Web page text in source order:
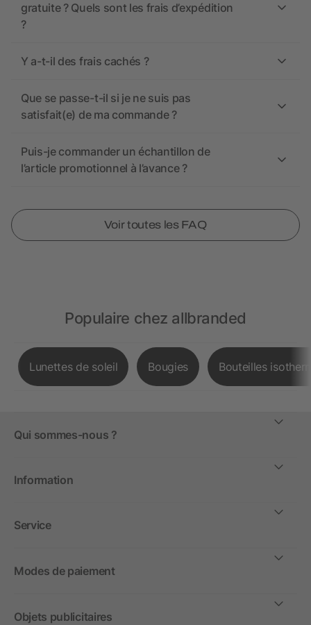
gratuite ? Quels sont les frais d’expédition
?
Y a-t-il des frais cachés ?
Que se passe-t-il si je ne suis pas
satisfait(e) de ma commande ?
Puis-je commander un échantillon de
l’article promotionnel à l’avance ?
Voir toutes les FAQ
Populaire chez allbranded
Lunettes de soleil Bougies Bouteilles
Qui sommes-nous ?
Information
Service
Modes de paiement
Objets publicitaires